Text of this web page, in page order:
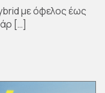
με όφελος έως
[…]